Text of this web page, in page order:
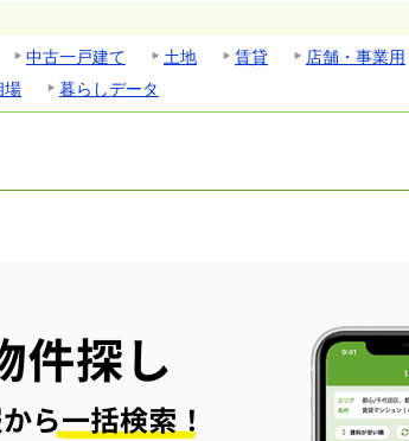
中古一戸建て 土地 賃貸 店舗・事業用
場 暮らしデータ